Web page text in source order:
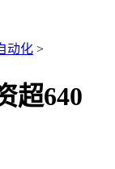
动化 >
超640